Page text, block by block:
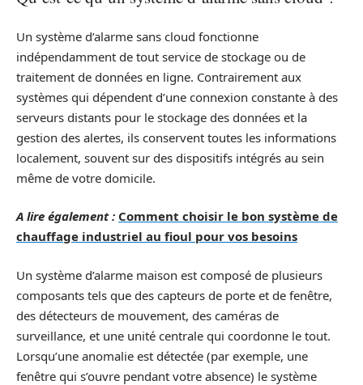
Un système d’alarme sans cloud fonctionne
indépendamment de tout service de stockage ou de
traitement de données en ligne. Contrairement aux
systèmes qui dépendent d’une connexion constante à des
serveurs distants pour le stockage des données et la
gestion des alertes, ils conservent toutes les informations
localement, souvent sur des dispositifs intégrés au sein
même de votre domicile.
A lire également : Comment choisir le bon système de
chauffage industriel au fioul pour vos besoins
Un système d’alarme maison est composé de plusieurs
composants tels que des capteurs de porte et de fenêtre,
des détecteurs de mouvement, des caméras de
surveillance, et une unité centrale qui coordonne le tout.
Lorsqu’une anomalie est détectée (par exemple, une
fenêtre qui s’ouvre pendant votre absence) le système